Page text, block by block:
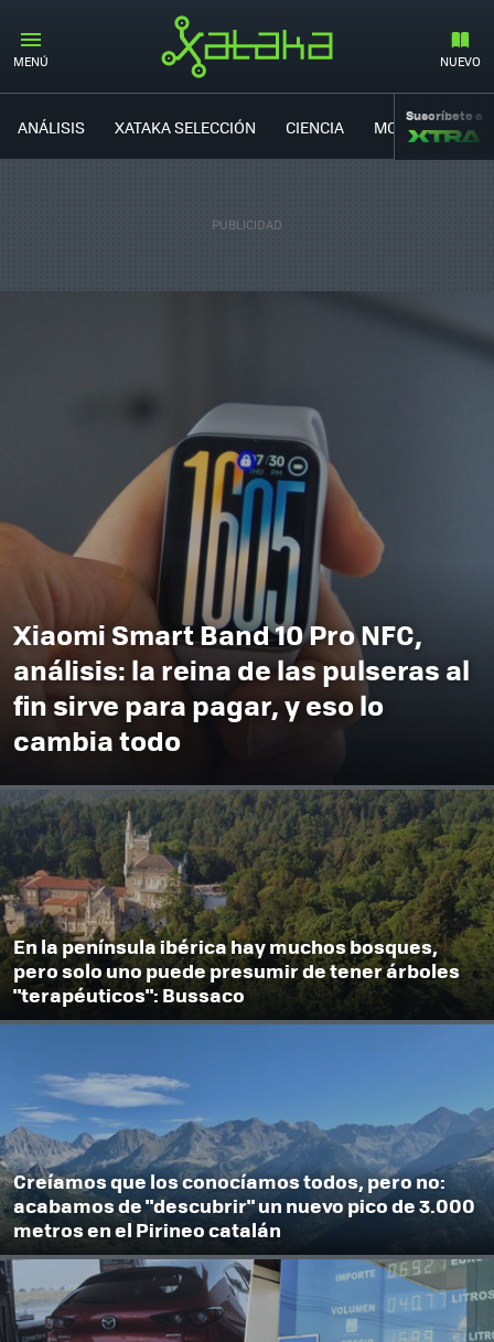
MENÚ NUEVO
ANÁLISIS XATAKA SELECCIÓN CIENCIA MOVILIDAD
Suscríbete a
Xiaomi Smart Band 10 Pro NFC,
análisis: la reina de las pulseras al
fin sirve para pagar, y eso lo
cambia todo
En la península ibérica hay muchos bosques,
pero solo uno puede presumir de tener árboles
"terapéuticos": Bussaco
Creíamos que los conocíamos todos, pero no:
acabamos de "descubrir" un nuevo pico de 3.000
metros en el Pirineo catalán